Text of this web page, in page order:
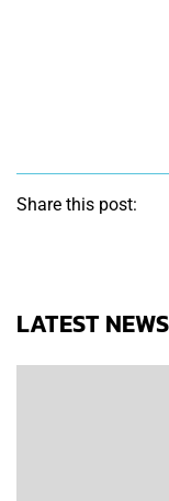
Share this post:
LATEST NEWS